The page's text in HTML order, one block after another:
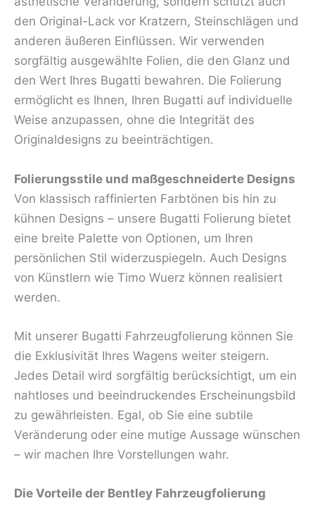
den Original-Lack vor Kratzern, Steinschlägen und
anderen äußeren Einflüssen. Wir verwenden
sorgfältig ausgewählte Folien, die den Glanz und
den Wert Ihres Bugatti bewahren. Die Folierung
ermöglicht es Ihnen, Ihren Bugatti auf individuelle
Weise anzupassen, ohne die Integrität des
Originaldesigns zu beeinträchtigen.
Folierungsstile und maßgeschneiderte Designs
Von klassisch raffinierten Farbtönen bis hin zu
kühnen Designs – unsere Bugatti Folierung bietet
eine breite Palette von Optionen, um Ihren
persönlichen Stil widerzuspiegeln. Auch Designs
von Künstlern wie Timo Wuerz können realisiert
werden.
Mit unserer Bugatti Fahrzeugfolierung können Sie
die Exklusivität Ihres Wagens weiter steigern.
Jedes Detail wird sorgfältig berücksichtigt, um ein
nahtloses und beeindruckendes Erscheinungsbild
zu gewährleisten. Egal, ob Sie eine subtile
Veränderung oder eine mutige Aussage wünschen
– wir machen Ihre Vorstellungen wahr.
Die Vorteile der Bentley Fahrzeugfolierung